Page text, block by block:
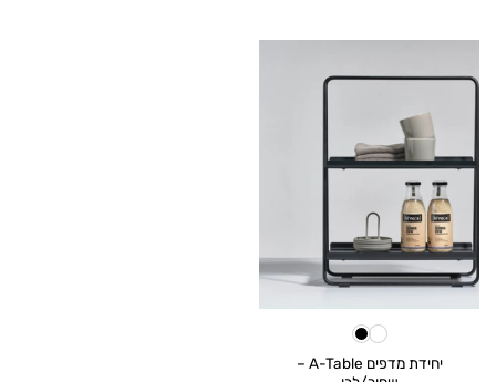
יחידת מדפים A-Table –